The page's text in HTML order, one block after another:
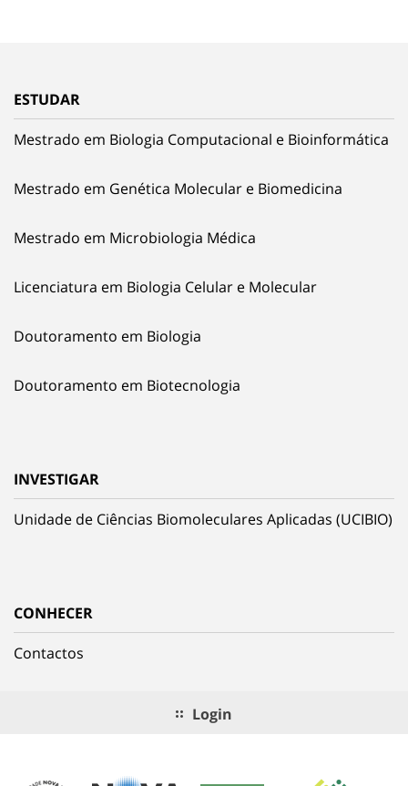
ESTUDAR
Mestrado em Biologia Computacional e Bioinformática
Mestrado em Genética Molecular e Biomedicina
Mestrado em Microbiologia Médica
Licenciatura em Biologia Celular e Molecular
Doutoramento em Biologia
Doutoramento em Biotecnologia
INVESTIGAR
Unidade de Ciências Biomoleculares Aplicadas (UCIBIO)
CONHECER
Contactos
Login